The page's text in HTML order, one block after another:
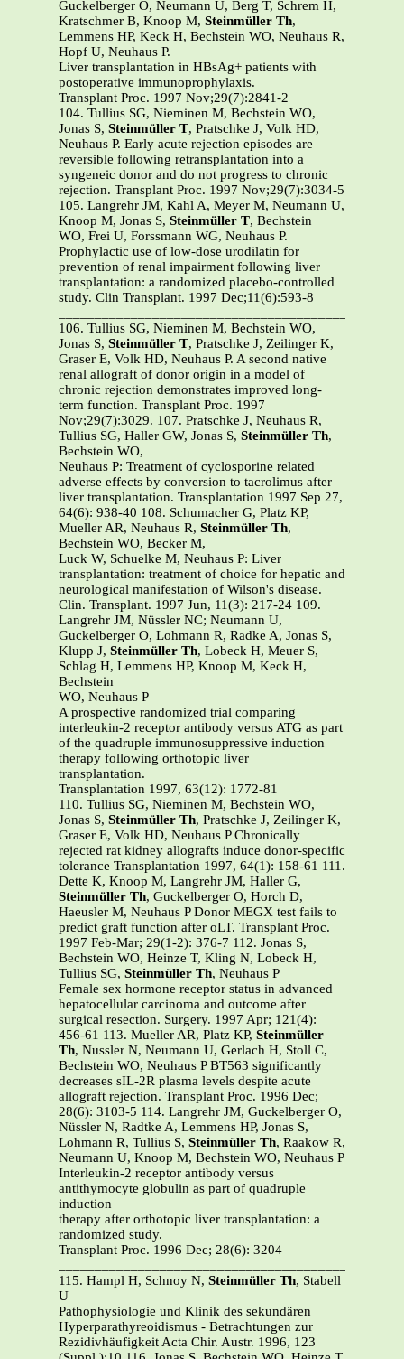
Guckelberger O, Neumann U, Berg T, Schrem H,
Kratschmer B, Knoop M, Steinmüller Th,
Lemmens HP, Keck H, Bechstein WO, Neuhaus R,
Hopf U, Neuhaus P.
Liver transplantation in HBsAg+ patients with
postoperative immunoprophylaxis.
Transplant Proc. 1997 Nov;29(7):2841-2
104. Tullius SG, Nieminen M, Bechstein WO,
Jonas S, Steinmüller T, Pratschke J, Volk HD,
Neuhaus P. Early acute rejection episodes are
reversible following retransplantation into a
syngeneic donor and do not progress to chronic
rejection. Transplant Proc. 1997 Nov;29(7):3034-5
105. Langrehr JM, Kahl A, Meyer M, Neumann U,
Knoop M, Jonas S, Steinmüller T, Bechstein
WO, Frei U, Forssmann WG, Neuhaus P.
Prophylactic use of low-dose urodilatin for
prevention of renal impairment following liver
transplantation: a randomized placebo-controlled
study. Clin Transplant. 1997 Dec;11(6):593-8
106. Tullius SG, Nieminen M, Bechstein WO,
Jonas S, Steinmüller T, Pratschke J, Zeilinger K,
Graser E, Volk HD, Neuhaus P. A second native
renal allograft of donor origin in a model of
chronic rejection demonstrates improved long-
term function. Transplant Proc. 1997
Nov;29(7):3029. 107. Pratschke J, Neuhaus R,
Tullius SG, Haller GW, Jonas S, Steinmüller Th,
Bechstein WO,
Neuhaus P: Treatment of cyclosporine related
adverse effects by conversion to tacrolimus after
liver transplantation. Transplantation 1997 Sep 27,
64(6): 938-40 108. Schumacher G, Platz KP,
Mueller AR, Neuhaus R, Steinmüller Th,
Bechstein WO, Becker M,
Luck W, Schuelke M, Neuhaus P: Liver
transplantation: treatment of choice for hepatic and
neurological manifestation of Wilson's disease.
Clin. Transplant. 1997 Jun, 11(3): 217-24 109.
Langrehr JM, Nüssler NC; Neumann U,
Guckelberger O, Lohmann R, Radke A, Jonas S,
Klupp J, Steinmüller Th, Lobeck H, Meuer S,
Schlag H, Lemmens HP, Knoop M, Keck H,
Bechstein
WO, Neuhaus P
A prospective randomized trial comparing
interleukin-2 receptor antibody versus ATG as part
of the quadruple immunosuppressive induction
therapy following orthotopic liver
transplantation.
Transplantation 1997, 63(12): 1772-81
110. Tullius SG, Nieminen M, Bechstein WO,
Jonas S, Steinmüller Th, Pratschke J, Zeilinger K,
Graser E, Volk HD, Neuhaus P Chronically
rejected rat kidney allografts induce donor-specific
tolerance Transplantation 1997, 64(1): 158-61 111.
Dette K, Knoop M, Langrehr JM, Haller G,
Steinmüller Th, Guckelberger O, Horch D,
Haeusler M, Neuhaus P Donor MEGX test fails to
predict graft function after oLT. Transplant Proc.
1997 Feb-Mar; 29(1-2): 376-7 112. Jonas S,
Bechstein WO, Heinze T, Kling N, Lobeck H,
Tullius SG, Steinmüller Th, Neuhaus P
Female sex hormone receptor status in advanced
hepatocellular carcinoma and outcome after
surgical resection. Surgery. 1997 Apr; 121(4):
456-61 113. Mueller AR, Platz KP, Steinmüller
Th, Nussler N, Neumann U, Gerlach H, Stoll C,
Bechstein WO, Neuhaus P BT563 significantly
decreases sIL-2R plasma levels despite acute
allograft rejection. Transplant Proc. 1996 Dec;
28(6): 3103-5 114. Langrehr JM, Guckelberger O,
Nüssler N, Radtke A, Lemmens HP, Jonas S,
Lohmann R, Tullius S, Steinmüller Th, Raakow R,
Neumann U, Knoop M, Bechstein WO, Neuhaus P
Interleukin-2 receptor antibody versus
antithymocyte globulin as part of quadruple
induction
therapy after orthotopic liver transplantation: a
randomized study.
Transplant Proc. 1996 Dec; 28(6): 3204
115. Hampl H, Schnoy N, Steinmüller Th, Stabell
U
Pathophysiologie und Klinik des sekundären
Hyperparathyreoidismus - Betrachtungen zur
Rezidivhäufigkeit Acta Chir. Austr. 1996, 123